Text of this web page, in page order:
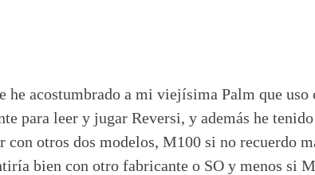
he acostumbrado a mi viejísima Palm que uso
para leer y jugar Reversi, y además he
con otros dos modelos, M100 si no recuerdo
bien con otro fabricante o SO y menos si